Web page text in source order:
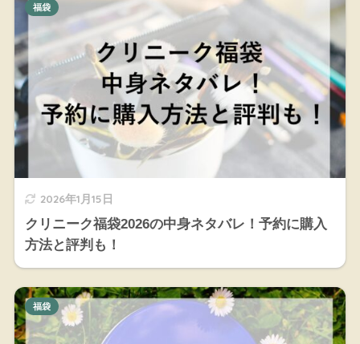
2026年1月15日
クリニーク福袋2026の中身ネタバレ！予約に購入
方法と評判も！
福袋
福袋